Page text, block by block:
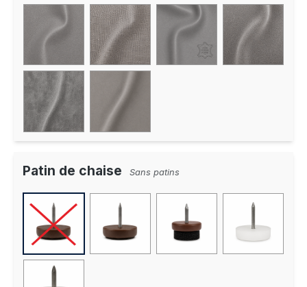
Patin de chaise Sans patins